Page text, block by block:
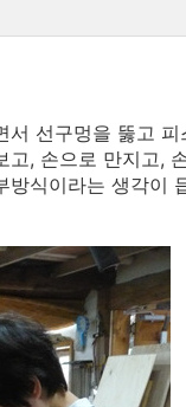
선구멍을 뚫고
, 손으로 만지고,
식이라는 생각이